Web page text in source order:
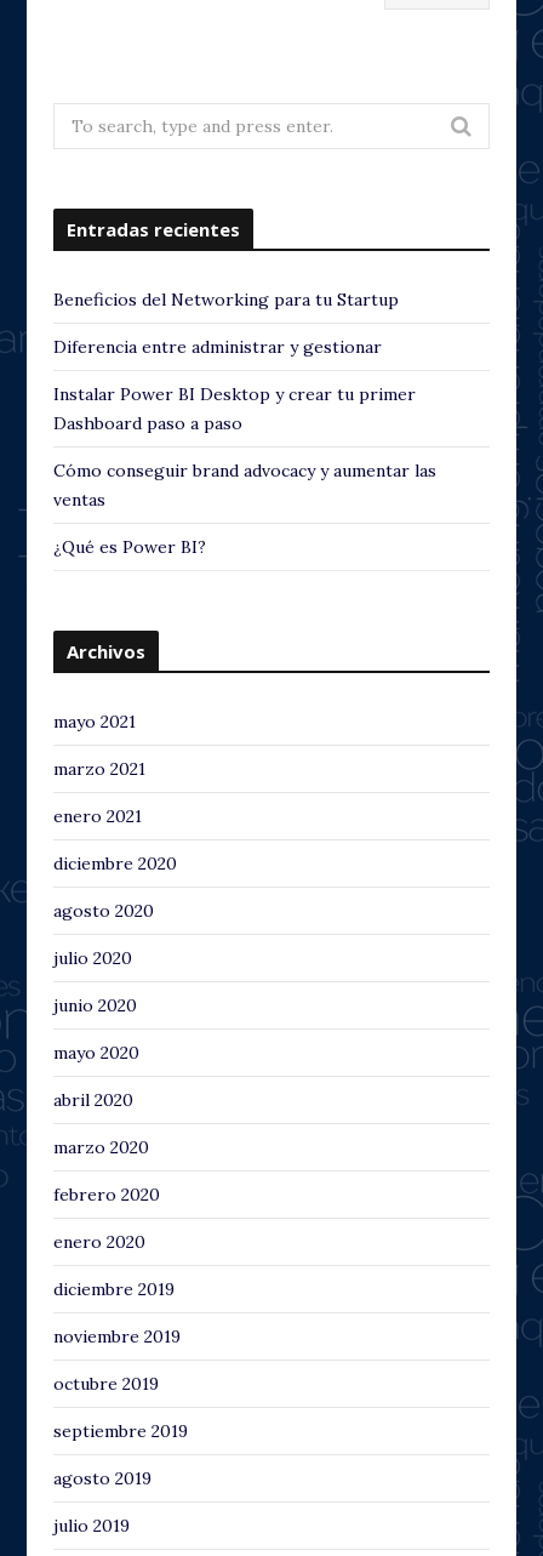
Search
for:
Entradas recientes
Beneficios del Networking para tu Startup
Diferencia entre administrar y gestionar
Instalar Power BI Desktop y crear tu primer
Dashboard paso a paso
Cómo conseguir brand advocacy y aumentar las
ventas
¿Qué es Power BI?
Archivos
mayo 2021
marzo 2021
enero 2021
diciembre 2020
agosto 2020
julio 2020
junio 2020
mayo 2020
abril 2020
marzo 2020
febrero 2020
enero 2020
diciembre 2019
noviembre 2019
octubre 2019
septiembre 2019
agosto 2019
julio 2019